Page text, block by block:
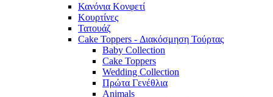
Κανόνια Κονφετί
Κουρτίνες
Τατουάζ
Cake Toppers - Διακόσμηση Τούρτας
Baby Collection
Cake Toppers
Wedding Collection
Πρώτα Γενέθλια
Animals